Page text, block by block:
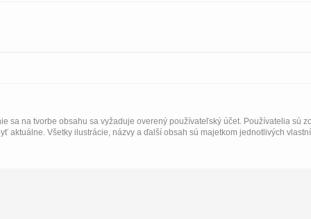
na tvorbe obsahu sa vyžaduje overený používateľský účet. Používatelia sú
aktuálne. Všetky ilustrácie, názvy a ďalší obsah sú majetkom jednotlivých